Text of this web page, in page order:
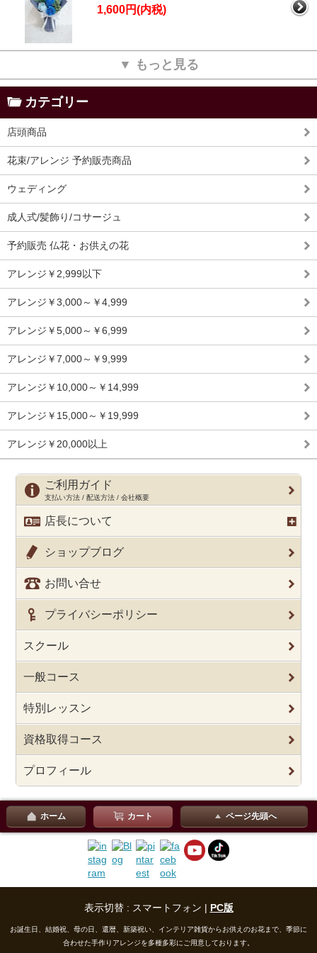
1,600円(内税)
▼ もっと見る
カテゴリー
店頭商品
花束/アレンジ 予約販売商品
ウェディング
成人式/髪飾り/コサージュ
予約販売 仏花・お供えの花
アレンジ￥2,999以下
アレンジ￥3,000～￥4,999
アレンジ￥5,000～￥6,999
アレンジ￥7,000～￥9,999
アレンジ￥10,000～￥14,999
アレンジ￥15,000～￥19,999
アレンジ￥20,000以上
ご利用ガイド
支払い方法 / 配送方法 / 会社概要
店長について
ショップブログ
お問い合せ
プライバシーポリシー
スクール
一般コース
特別レッスン
資格取得コース
プロフィール
ホーム カート ページ先頭へ
表示切替 : スマートフォン | PC版
お誕生日、結婚祝、母の日、還暦、新築祝い、インテリア雑貨からお供えのお花まで、季節に
合わせた手作りアレンジを多種多彩にご用意しております。